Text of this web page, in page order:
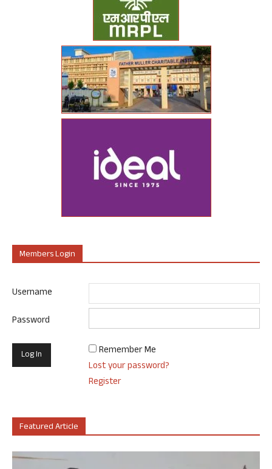
Members Login
Username
Password
Remember Me
Lost your password?
Register
Featured Article